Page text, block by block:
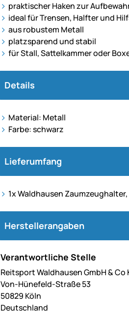
praktischer Haken zur
ideal für Trensen, Halfter und
aus robustem Metall
platzsparend und stabil
für Stall, Sattelkammer oder
Details
Material: Metall
Farbe: schwarz
Lieferumfang
1x Waldhausen
Herstellerangaben
Verantwortliche Stelle
Reitsport Waldhausen GmbH & Co
Von-Hünefeld-Straße 53
50829 Köln
Deutschland